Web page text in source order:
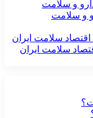
و سلامت
سلامت ایران